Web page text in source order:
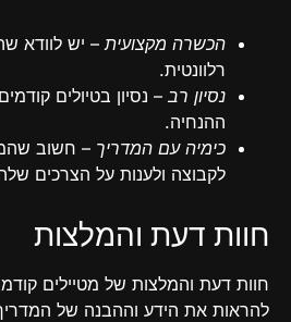
הכשרה מקצועית – יש לוודא
רלוונטית.
נסיון רב – נסיון בטיולים
ההנחיה.
כימיה עם המדריך – חשוב
לקבוצה ולענות על הצרכים
חוות דעת והמלצות
חוות דעת והמלצות של מטיילים
להראות את הידע וההבנה של